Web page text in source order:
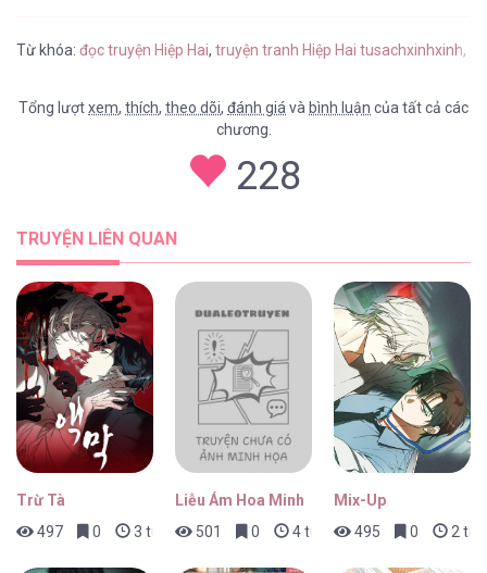
Từ khóa: đọc truyện Hiệp Hai, truyện tranh Hiệp Hai tusachxinhxinh,
Tổng lượtxem, thích, theo dõi, đánh giá và bình luận của tất cả các
chương.
228
TRUYỆN LIÊN QUAN
Trừ Tà
497
0 3 tuần trước
Liễu Ám Hoa Minh
501
0 4 tuần trước
Mix-Up
495
0 2